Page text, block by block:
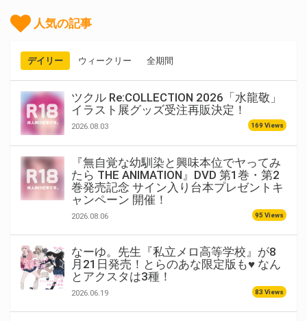
人気の記事
デイリー ウィークリー 全期間
ツクル Re:COLLECTION 2026「水龍敬」
イラスト展グッズ受注再販決定！
2026.08.03 169 Views
『無自覚な幼馴染と興味本位でヤってみ
たら THE ANIMATION』DVD 第1巻・第2
巻発売記念 サイン入り台本プレゼントキ
ャンペーン 開催！
2026.08.06 95 Views
なーゆ。先生『私立メロ高等学校』が8
月21日発売！とらのあな限定版も♥ なん
とアクスタは3種！
2026.06.19 83 Views